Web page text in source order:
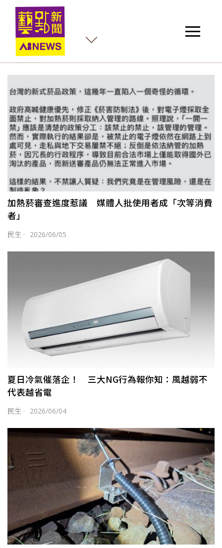
加熱菸審查進度惹議 媒體人批使用者成「次等消費
者」
民生 · 2026/06/05
夏日冷氣催落企！ 三大NG行為報你知：風越弱不
代表越省電
民生 · 2026/06/04